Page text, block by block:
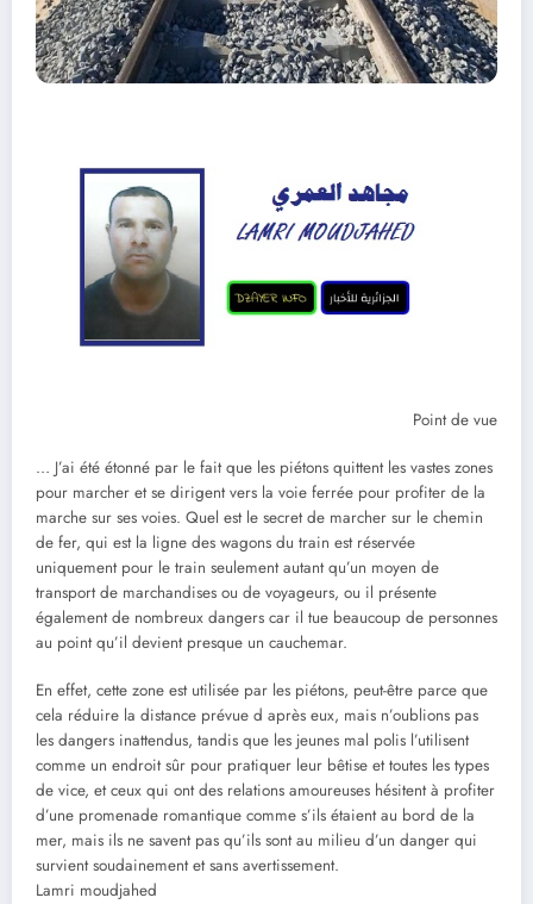
Point de vue
… J’ai été étonné par le fait que les piétons quittent les vastes zones
pour marcher et se dirigent vers la voie ferrée pour profiter de la
marche sur ses voies. Quel est le secret de marcher sur le chemin
de fer, qui est la ligne des wagons du train est réservée
uniquement pour le train seulement autant qu’un moyen de
transport de marchandises ou de voyageurs, ou il présente
également de nombreux dangers car il tue beaucoup de personnes
au point qu’il devient presque un cauchemar.
En effet, cette zone est utilisée par les piétons, peut-être parce que
cela réduire la distance prévue d après eux, mais n’oublions pas
les dangers inattendus, tandis que les jeunes mal polis l’utilisent
comme un endroit sûr pour pratiquer leur bêtise et toutes les types
de vice, et ceux qui ont des relations amoureuses hésitent à profiter
d’une promenade romantique comme s’ils étaient au bord de la
mer, mais ils ne savent pas qu’ils sont au milieu d’un danger qui
survient soudainement et sans avertissement.
Lamri moudjahed